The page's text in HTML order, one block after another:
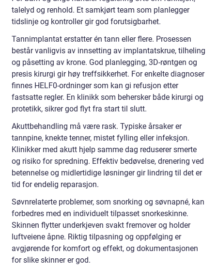
talelyd og renhold. Et samkjørt team som planlegger
tidslinje og kontroller gir god forutsigbarhet.
Tannimplantat erstatter én tann eller flere. Prosessen
består vanligvis av innsetting av implantatskrue, tilheling
og påsetting av krone. God planlegging, 3D-røntgen og
presis kirurgi gir høy treffsikkerhet. For enkelte diagnoser
finnes HELF0-ordninger som kan gi refusjon etter
fastsatte regler. En klinikk som behersker både kirurgi og
protetikk, sikrer god flyt fra start til slutt.
Akuttbehandling må være rask. Typiske årsaker er
tannpine, knekte tenner, mistet fylling eller infeksjon.
Klinikker med akutt hjelp samme dag reduserer smerte
og risiko for spredning. Effektiv bedøvelse, drenering ved
betennelse og midlertidige løsninger gir lindring til det er
tid for endelig reparasjon.
Søvnrelaterte problemer, som snorking og søvnapné, kan
forbedres med en individuelt tilpasset snorkeskinne.
Skinnen flytter underkjeven svakt fremover og holder
luftveiene åpne. Riktig tilpasning og oppfølging er
avgjørende for komfort og effekt, og dokumentasjonen
for slike skinner er god.